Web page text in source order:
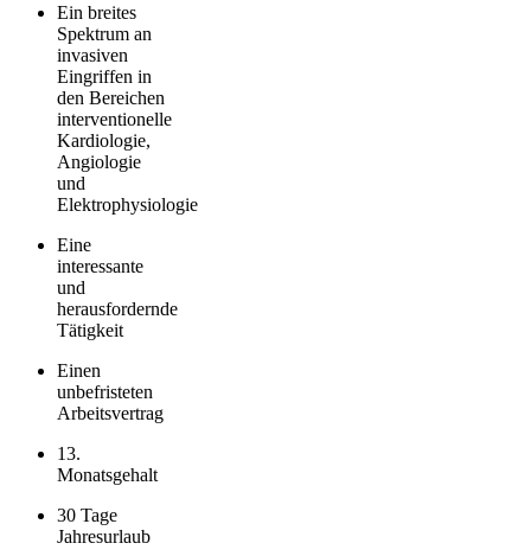
Ein breites
Spektrum an
invasiven
Eingriffen in
den Bereichen
interventionelle
Kardiologie,
Angiologie
und
Elektrophysiologie
Eine
interessante
und
herausfordernde
Tätigkeit
Einen
unbefristeten
Arbeitsvertrag
13.
Monatsgehalt
30 Tage
Jahresurlaub